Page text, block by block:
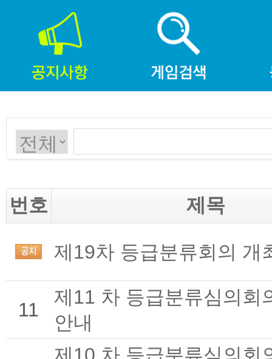
번호 제목
제19차 등급분류회의 개
11
제11 차 등급분류심의회
안내
제10 차 등급분류심의회